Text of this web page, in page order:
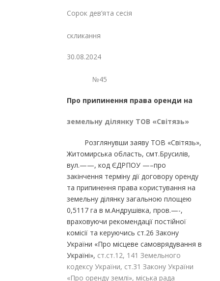
Сорок дев’ята сесія
скликання
30.08.2024
№45
Про припинення права оренди на
земельну ділянку ТОВ «Світязь»
Розглянувши заяву ТОВ «Світязь»,
Житомирська область, смт.Брусилів,
вул.——, код ЄДРПОУ —–про
закінчення терміну дії договору оренду
та припинення права користування на
земельну ділянку загальною площею
0,5117 га в м.Андрушівка, пров.—-,
враховуючи рекомендації постійної
комісії та керуючись ст.26 Закону
України «Про місцеве самоврядування в
Україні», ст.ст.12, 141 Земельного
кодексу України, ст.31 Закону України
«Про оренду землі», міська рада